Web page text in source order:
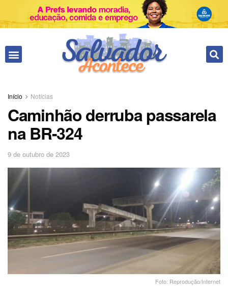
Início Notícias
Caminhão derruba passarela
na BR-324
9 de outubro de 2023
Foto: Reprodução/Internet